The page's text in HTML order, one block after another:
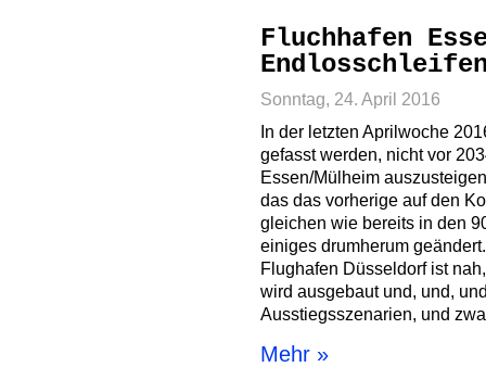
Fluchhafen
Sonntag, 24. April 2016
In der letzten Aprilwoche
gefasst werden, nicht vor
Essen/Mülheim
das das vorherige auf den
gleichen wie bereits in den
einiges drumherum
Flughafen Düsseldorf ist
wird ausgebaut und, und,
Ausstiegsszenarien, und
Mehr »